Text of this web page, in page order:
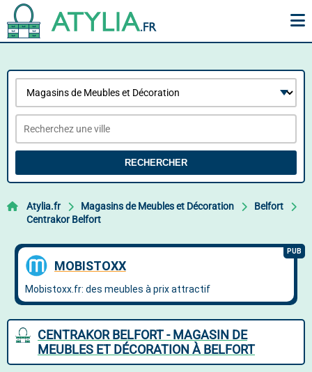
RECHERCHER
Atylia.fr Magasins de Meubles et Décoration
Belfort
Centrakor Belfort
CENTRAKOR BELFORT - MAGASIN DE
MEUBLES ET DÉCORATION À BELFORT